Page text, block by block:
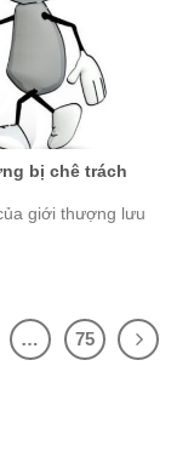
bị chê trách
giới thượng lưu
… 75